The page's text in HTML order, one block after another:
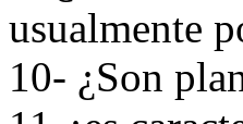
usualmente
10- ¿Son